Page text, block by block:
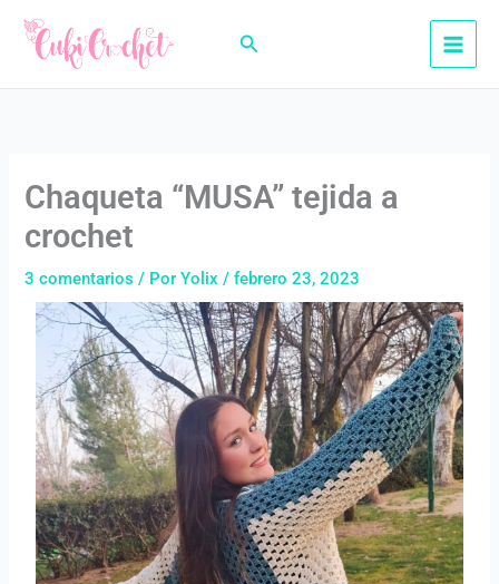
contenido
Buscar
Chaqueta “MUSA” tejida a
crochet
3 comentarios / PorYolix/febrero 23, 2023